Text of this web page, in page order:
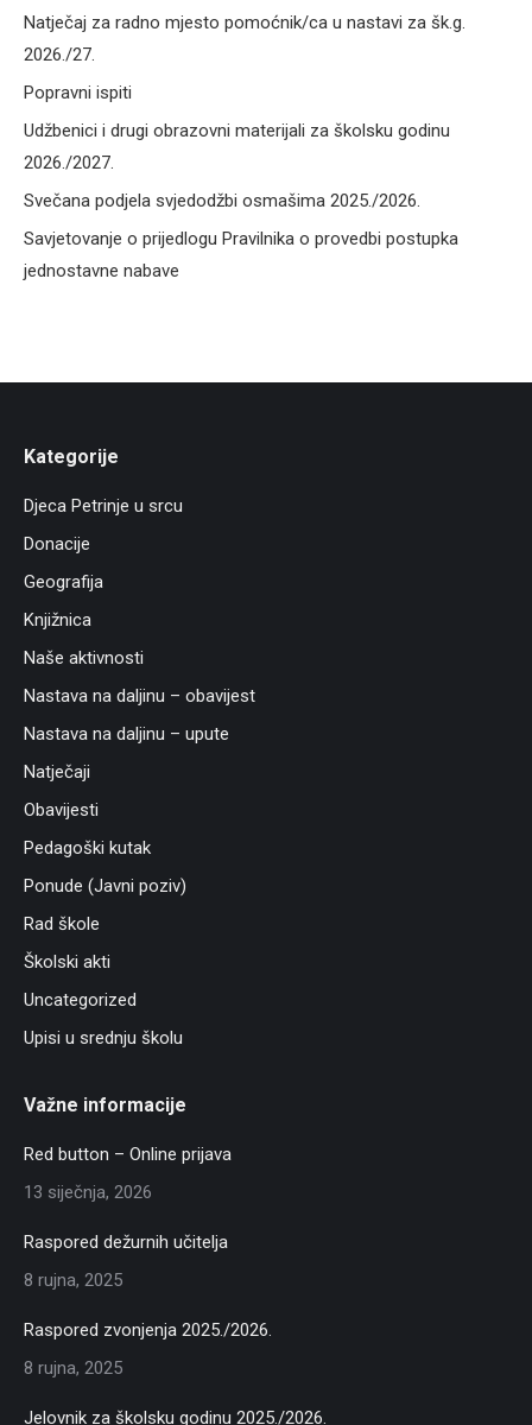
Natječaj za radno mjesto pomoćnik/ca u nastavi za šk.g.
2026./27.
Popravni ispiti
Udžbenici i drugi obrazovni materijali za školsku godinu
2026./2027.
Svečana podjela svjedodžbi osmašima 2025./2026.
Savjetovanje o prijedlogu Pravilnika o provedbi postupka
jednostavne nabave
Kategorije
Djeca Petrinje u srcu
Donacije
Geografija
Knjižnica
Naše aktivnosti
Nastava na daljinu – obavijest
Nastava na daljinu – upute
Natječaji
Obavijesti
Pedagoški kutak
Ponude (Javni poziv)
Rad škole
Školski akti
Uncategorized
Upisi u srednju školu
Važne informacije
Red button – Online prijava
13 siječnja, 2026
Raspored dežurnih učitelja
8 rujna, 2025
Raspored zvonjenja 2025./2026.
8 rujna, 2025
Jelovnik za školsku godinu 2025./2026.